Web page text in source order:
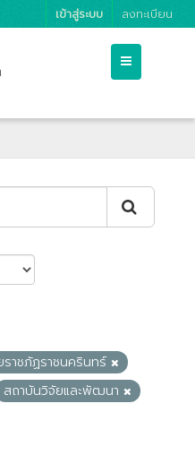
เข้าสู่ระบบ ลงทะเบียน
ราชภัฏราชนครินทร์
สถาบันวิจัยและพัฒนา